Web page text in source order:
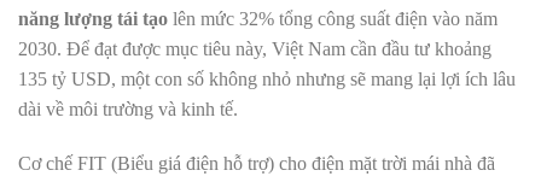
năng lượng tái tạo lên mức 32% tổng công suất điện vào năm
2030. Để đạt được mục tiêu này, Việt Nam cần đầu tư khoảng
135 tỷ USD, một con số không nhỏ nhưng sẽ mang lại lợi ích lâu
dài về môi trường và kinh tế.
Cơ chế FIT (Biểu giá điện hỗ trợ) cho điện mặt trời mái nhà đã